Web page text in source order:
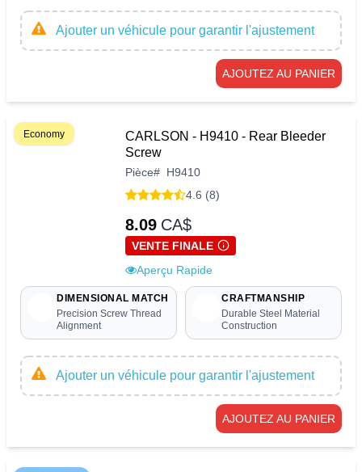
Ajouter un véhicule pour garantir l'ajustement
AJOUTEZ AU PANIER
Economy
CARLSON - H9410 - Rear Bleeder
Screw
Pièce# H9410
4.6 (8)
8.09 CA$
VENTE FINALE
Aperçu Rapide
DIMENSIONAL MATCH
Precision Screw Thread
Alignment
CRAFTMANSHIP
Durable Steel Material
Construction
Ajouter un véhicule pour garantir l'ajustement
AJOUTEZ AU PANIER